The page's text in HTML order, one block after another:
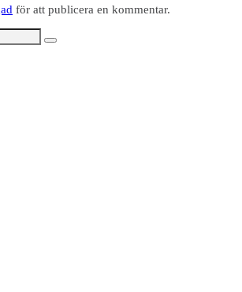
för att publicera en kommentar.